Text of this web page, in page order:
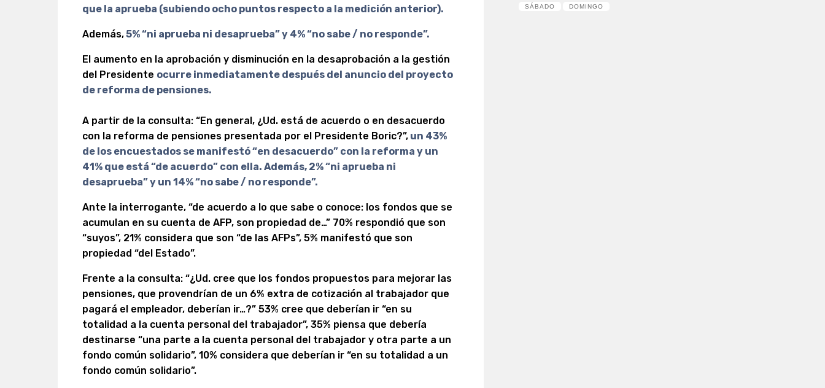
que la aprueba (subiendo ocho puntos respecto a la medición anterior).
Además,5% “ni aprueba ni desaprueba” y 4% “no sabe / no responde”.
El aumento en la aprobación y disminución en la desaprobación a la gestión
del Presidente ocurre inmediatamente después del anuncio del proyecto
de reforma de pensiones.
A partir de la consulta: “En general, ¿Ud. está de acuerdo o en desacuerdo
con la reforma de pensiones presentada por el Presidente Boric?”, un 43%
de los encuestados se manifestó “en desacuerdo” con la reforma y un
41% que está “de acuerdo” con ella. Además, 2% “ni aprueba ni
desaprueba” y un 14% “no sabe / no responde”.
Ante la interrogante, “de acuerdo a lo que sabe o conoce: los fondos que se
acumulan en su cuenta de AFP, son propiedad de…” 70% respondió que son
“suyos”, 21% considera que son “de las AFPs”, 5% manifestó que son
propiedad “del Estado”.
Frente a la consulta: “¿Ud. cree que los fondos propuestos para mejorar las
pensiones, que provendrían de un 6% extra de cotización al trabajador que
pagará el empleador, deberían ir…?” 53% cree que deberían ir “en su
totalidad a la cuenta personal del trabajador”, 35% piensa que debería
destinarse “una parte a la cuenta personal del trabajador y otra parte a un
fondo común solidario”, 10% considera que deberían ir “en su totalidad a un
fondo común solidario”.
SÁBADO
DOMINGO